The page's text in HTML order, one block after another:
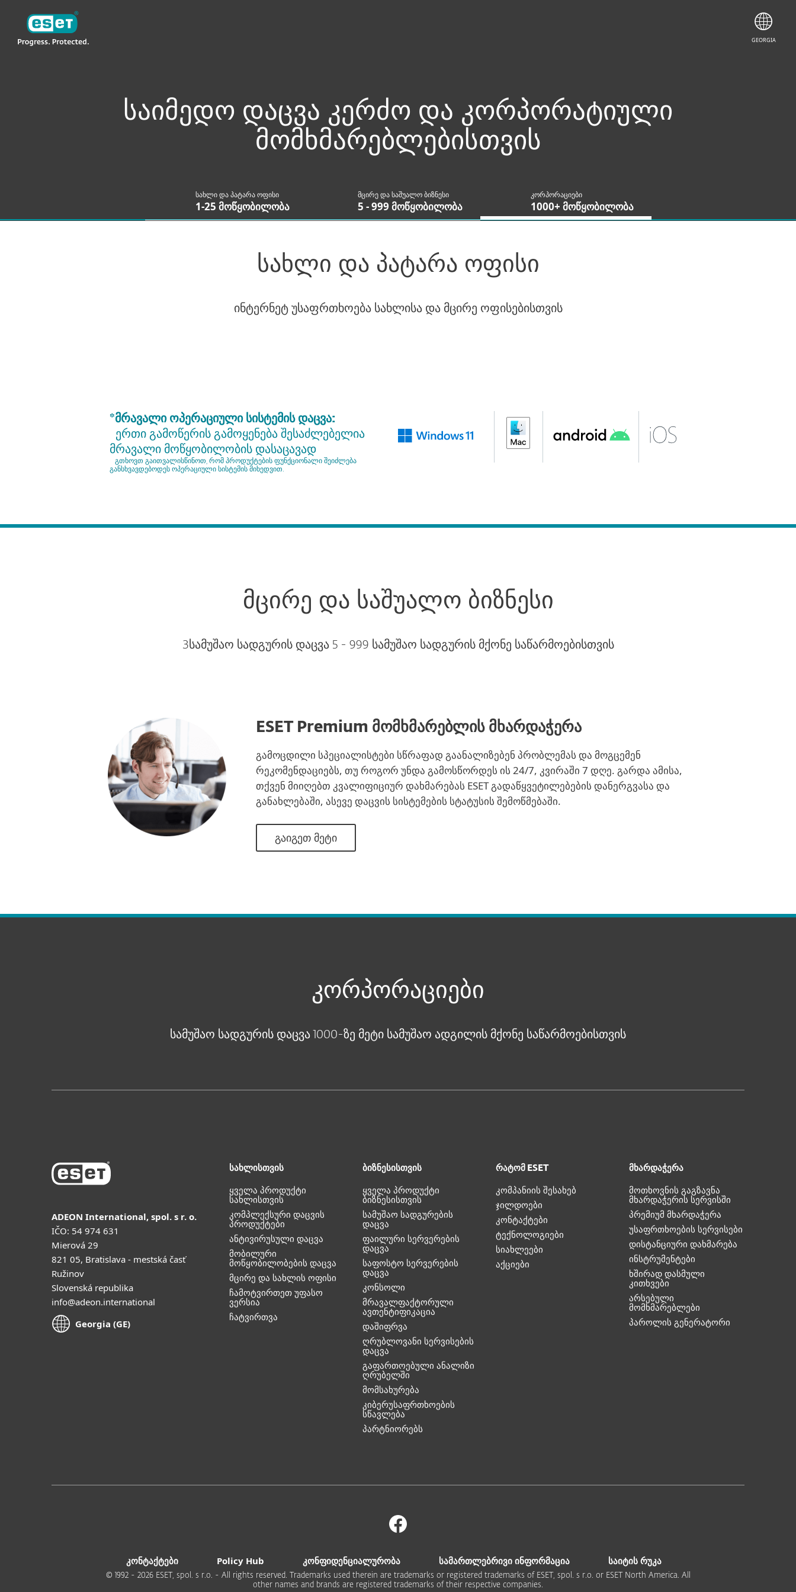
საიმედო დაცვა კერძო და კორპორატიული
მომხმარებლებისთვის
სახლი და პატარა ოფისი
1-25 მოწყობილობა
მცირე და საშუალო ბიზნესი
5 - 999 მოწყობილობა
კორპორაციები
1000+ მოწყობილობა
სახლი და პატარა ოფისი
ინტერნეტ უსაფრთხოება სახლისა და მცირე ოფისებისთვის
*მრავალი ოპერაციული სისტემის დაცვა:
ერთი გამოწერის გამოყენება შესაძლებელია
მრავალი მოწყობილობის დასაცავად
გთხოვთ გაითვალისწინოთ, რომ პროდუქტების ფუნქციონალი შეიძლება
განსხვავდებოდეს ოპერაციული სისტემის მიხედვით.
მცირე და საშუალო ბიზნესი
Зსამუშაო სადგურის დაცვა 5 - 999 სამუშაო სადგურის მქონე საწარმოებისთვის
ESET Premium მომხმარებლის მხარდაჭერა
გამოცდილი სპეციალისტები სწრაფად გაანალიზებენ პრობლემას და მოგცემენ
რეკომენდაციებს, თუ როგორ უნდა გამოსწორდეს ის 24/7, კვირაში 7 დღე. გარდა ამისა,
თქვენ მიიღებთ კვალიფიციურ დახმარებას ESET გადაწყვეტილებების დანერგვასა და
განახლებაში, ასევე დაცვის სისტემების სტატუსის შემოწმებაში.
ᲒᲐᲘᲒᲔᲗ ᲛᲔᲢᲘ
კორპორაციები
სამუშაო სადგურის დაცვა 1000-ზე მეტი სამუშაო ადგილის მქონე საწარმოებისთვის
GE GE-RU2ყველა პროდუქტი
ESET
GEORGIA
ADEON International, spol. s r. o.
IČO: 54 974 631
Mierová 29
821 05, Bratislava - mestská časť
Ružinov
Slovenská republika
info@adeon.international
Georgia (GE)
სახლისთვის
ყველა პროდუქტი
სახლისთვის
კომპლექსური დაცვის
პროდუქტები
ანტივირუსული დაცვა
მობილური
მოწყობილობების დაცვა
მცირე და სახლის ოფისი
ჩამოტვირთეთ უფასო
ვერსია
ჩატვირთვა
ბიზნესისთვის
ყველა პროდუქტი
ბიზნესისთვის
სამუშაო სადგურების
დაცვა
ფაილური სერვერების
დაცვა
საფოსტო სერვერების
დაცვა
კონსოლი
მრავალფაქტორული
ავთენტიფიკაცია
დაშიფრვა
ღრუბლოვანი სერვისების
დაცვა
გაფართოებული ანალიზი
ღრუბელში
მომსახურება
კიბერუსაფრთხოების
სწავლება
პარტნიორებს
რატომ ESET
კომპანიის შესახებ
ჯილდოები
კონტაქტები
ტექნოლოგიები
სიახლეები
აქციები
მხარდაჭერა
მოთხოვნის გაგზავნა
მხარდაჭერის სერვისში
პრემიუმ მხარდაჭერა
უსაფრთხოების სერვისები
დისტანციური დახმარება
ინსტრუმენტები
ხშირად დასმული
კითხვები
არსებული
მომხმარებლები
პაროლის გენერატორი
კონტაქტები Policy Hub კონფიდენციალურობა სამართლებრივი ინფორმაცია საიტის რუკა
© 1992 - 2026 ESET, spol. s r.o. - All rights reserved. Trademarks used therein are trademarks or registered trademarks of ESET, spol. s r.o. or ESET North America. All
other names and brands are registered trademarks of their respective companies.